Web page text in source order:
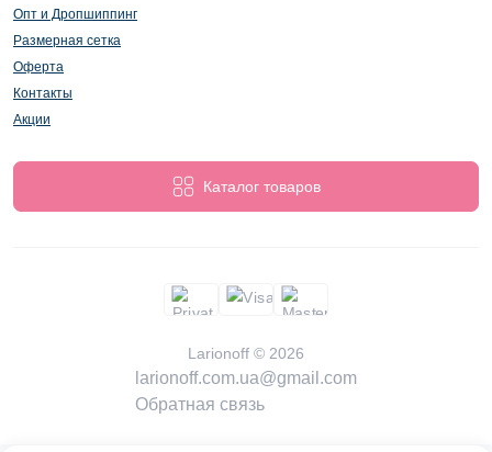
Опт и Дропшиппинг
Размерная сетка
Оферта
Контакты
Акции
Каталог товаров
Larionoff © 2026
larionoff.com.ua@gmail.com
Обратная связь